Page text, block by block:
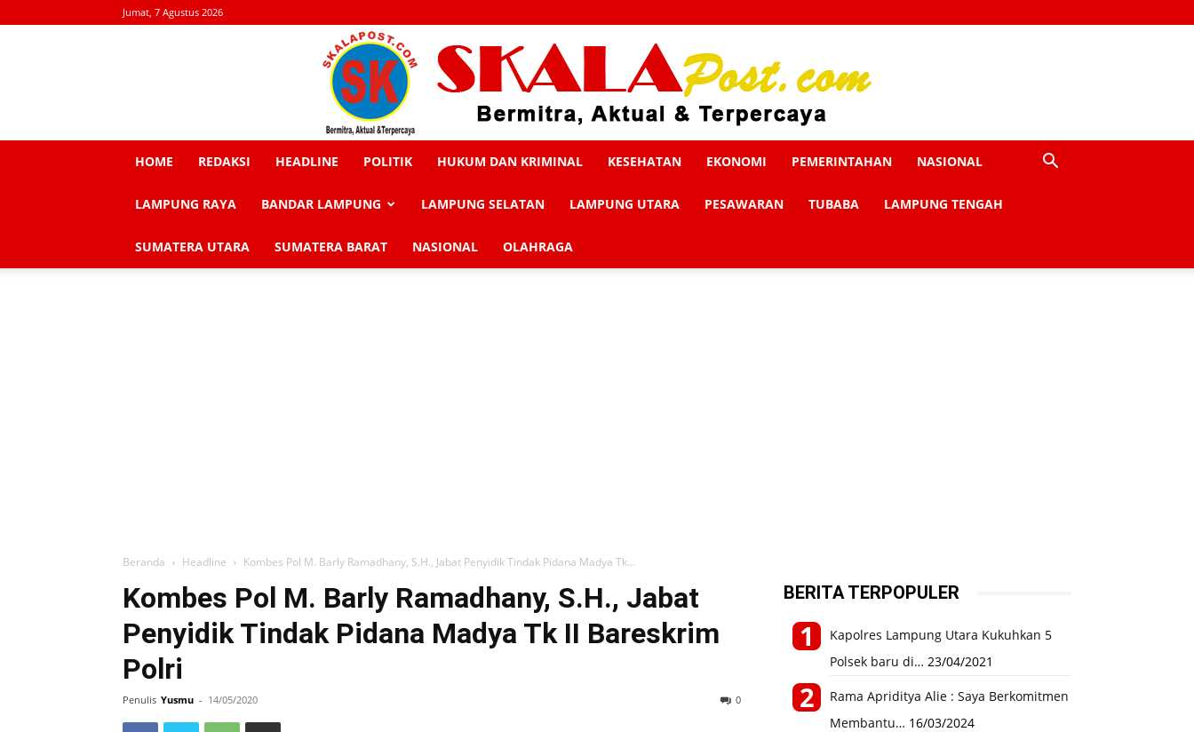
Jumat, 7 Agustus 2026
HOME REDAKSI HEADLINE POLITIK HUKUM DAN KRIMINAL KESEHATAN EKONOMI PEMERINTAHAN NASIONAL
LAMPUNG RAYA BANDAR LAMPUNG LAMPUNG SELATAN LAMPUNG UTARA PESAWARAN TUBABA LAMPUNG TENGAH
SUMATERA UTARA SUMATERA BARAT NASIONAL OLAHRAGA
Beranda Headline Kombes Pol M. Barly Ramadhany, S.H., Jabat Penyidik Tindak Pidana Madya Tk...
Kombes Pol M. Barly Ramadhany, S.H., Jabat
Penyidik Tindak Pidana Madya Tk II Bareskrim
Polri
Penulis Yusmu - 14/05/2020 0
BERITA TERPOPULER
Kapolres Lampung Utara Kukuhkan 5
Polsek baru di… 23/04/2021
Rama Apriditya Alie : Saya Berkomitmen
Membantu… 16/03/2024